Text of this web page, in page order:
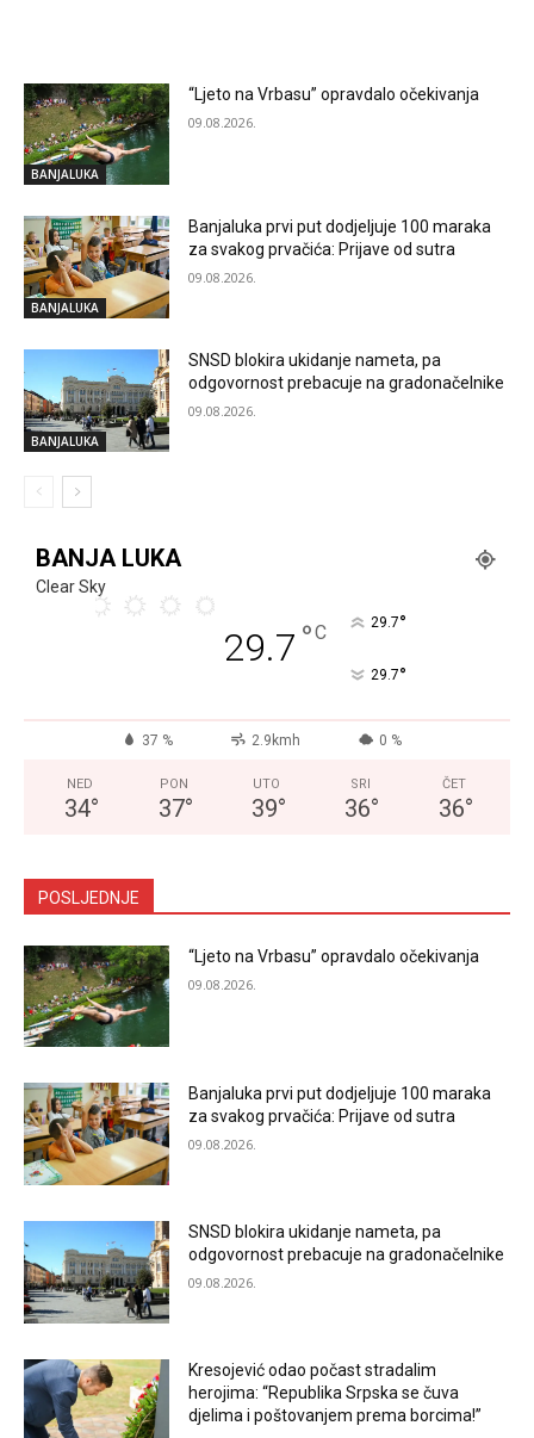
BANJALUKA
“Ljeto na Vrbasu” opravdalo očekivanja
09.08.2026.
BANJALUKA
Banjaluka prvi put dodjeljuje 100 maraka
za svakog prvačića: Prijave od sutra
09.08.2026.
BANJALUKA
SNSD blokira ukidanje nameta, pa
odgovornost prebacuje na gradonačelnike
09.08.2026.
BANJA LUKA
Clear Sky
29.7 °C 29.7°
29.7°
37 % 2.9kmh 0 %
NED
34°
PON
37°
UTO
39°
SRI
36°
ČET
36°
POSLJEDNJE
“Ljeto na Vrbasu” opravdalo očekivanja
09.08.2026.
Banjaluka prvi put dodjeljuje 100 maraka
za svakog prvačića: Prijave od sutra
09.08.2026.
SNSD blokira ukidanje nameta, pa
odgovornost prebacuje na gradonačelnike
09.08.2026.
Kresojević odao počast stradalim
herojima: “Republika Srpska se čuva
djelima i poštovanjem prema borcima!”